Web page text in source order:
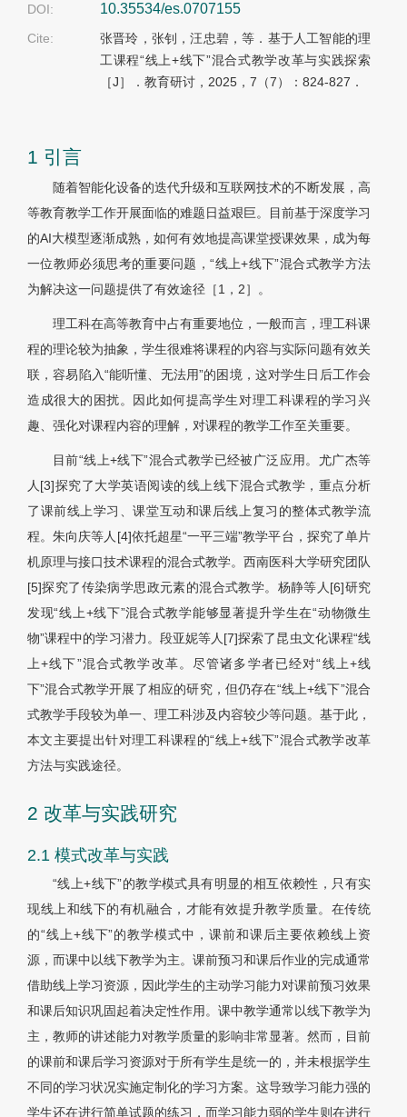
DOI:
10.35534/es.0707155
Cite:
张晋玲，张钊，汪忠碧，等．基于人工智能的理
工课程“线上+线下”混合式教学改革与实践探索
［J］．教育研讨，2025，7（7）：824-827．
1 引言
随着智能化设备的迭代升级和互联网技术的不断发展，高
等教育教学工作开展面临的难题日益艰巨。目前基于深度学习
的AI大模型逐渐成熟，如何有效地提高课堂授课效果，成为每
一位教师必须思考的重要问题，“线上+线下”混合式教学方法
为解决这一问题提供了有效途径［1 ，2］ 。
理工科在高等教育中占有重要地位，一般而言，理工科课
程的理论较为抽象，学生很难将课程的内容与实际问题有效关
联，容易陷入“能听懂、无法用”的困境，这对学生日后工作会
造成很大的困扰。因此如何提高学生对理工科课程的学习兴
趣、强化对课程内容的理解，对课程的教学工作至关重要。
目前“线上+线下”混合式教学已经被广泛应用。尤广杰等
人[3]探究了大学英语阅读的线上线下混合式教学，重点分析
了课前线上学习、课堂互动和课后线上复习的整体式教学流
程。朱向庆等人[4]依托超星“一平三端”教学平台，探究了单片
机原理与接口技术课程的混合式教学。西南医科大学研究团队
[5]探究了传染病学思政元素的混合式教学。杨静等人[6]研究
发现“线上+线下”混合式教学能够显著提升学生在“动物微生
物”课程中的学习潜力。段亚妮等人[7]探索了昆虫文化课程“线
上+线下”混合式教学改革。尽管诸多学者已经对“线上+线
下”混合式教学开展了相应的研究，但仍存在“线上+线下”混合
式教学手段较为单一、理工科涉及内容较少等问题。基于此，
本文主要提出针对理工科课程的“线上+线下”混合式教学改革
方法与实践途径。
2 改革与实践研究
2.1 模式改革与实践
“线上+线下”的教学模式具有明显的相互依赖性，只有实
现线上和线下的有机融合，才能有效提升教学质量。在传统
的“线上+线下”的教学模式中，课前和课后主要依赖线上资
源，而课中以线下教学为主。课前预习和课后作业的完成通常
借助线上学习资源，因此学生的主动学习能力对课前预习效果
和课后知识巩固起着决定性作用。课中教学通常以线下教学为
主，教师的讲述能力对教学质量的影响非常显著。然而，目前
的课前和课后学习资源对于所有学生是统一的，并未根据学生
不同的学习状况实施定制化的学习方案。这导致学习能力强的
学生还在进行简单试题的练习，而学习能力弱的学生则在进行